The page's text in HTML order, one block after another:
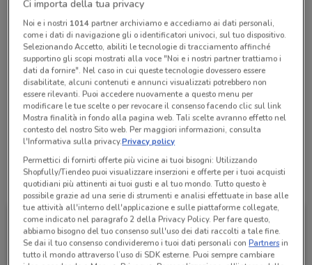
Chiama il negozio
Chiuso
Lunedì 08:30 / 13:30 - 16:00 / 19:30
Martedì 08:30 / 13:30 - 16:00 / 19:30
Mercoledì 08:30 / 13:30 - 16:00 / 19:30
Giovedì 08:30 / 13:30 - 16:00 / 19:30
Venerdì 08:30 / 13:30 - 16:00 / 19:30
Sabato 08:30 / 13:30 - 16:00 / 19:30
Domenica Chiuso
0812298572
Europrogram Srl
Tutte le promozioni di questo negozio
Ci importa della tua privacy
Noi e i nostri 1014partner archiviamo e accediamo ai dati personali,
come i dati di navigazione gli o identificatori univoci, sul tuo dispositivo.
Selezionando Accetto, abiliti le tecnologie di tracciamento affinché
supportino gli scopi mostrati alla voce "Noi e i nostri partner trattiamo i
dati da fornire". Nel caso in cui queste tecnologie dovessero essere
disabilitate, alcuni contenuti e annunci visualizzati potrebbero non
essere rilevanti. Puoi accedere nuovamente a questo menu per
modificare le tue scelte o per revocare il consenso facendo clic sul link
Mostra finalità in fondo alla pagina web. Tali scelte avranno effetto nel
contesto del nostro Sito web. Per maggiori informazioni, consulta
l'Informativa sulla privacy.Privacy policy
Permettici di fornirti offerte più vicine ai tuoi bisogni: Utilizzando
Shopfully/Tiendeo puoi visualizzare inserzioni e offerte per i tuoi acquisti
quotidiani più attinenti ai tuoi gusti e al tuo mondo. Tutto questo è
possibile grazie ad una serie di strumenti e analisi effettuate in base alle
tue attività all'interno dell'applicazione e sulle piattaforme collegate,
come indicato nel paragrafo 2 della Privacy Policy. Per fare questo,
abbiamo bisogno del tuo consenso sull'uso dei dati raccolti a tale fine.
Se dai il tuo consenso condivideremo i tuoi dati personali conPartnersin
tutto il mondo attraverso l’uso di SDK esterne. Puoi sempre cambiare